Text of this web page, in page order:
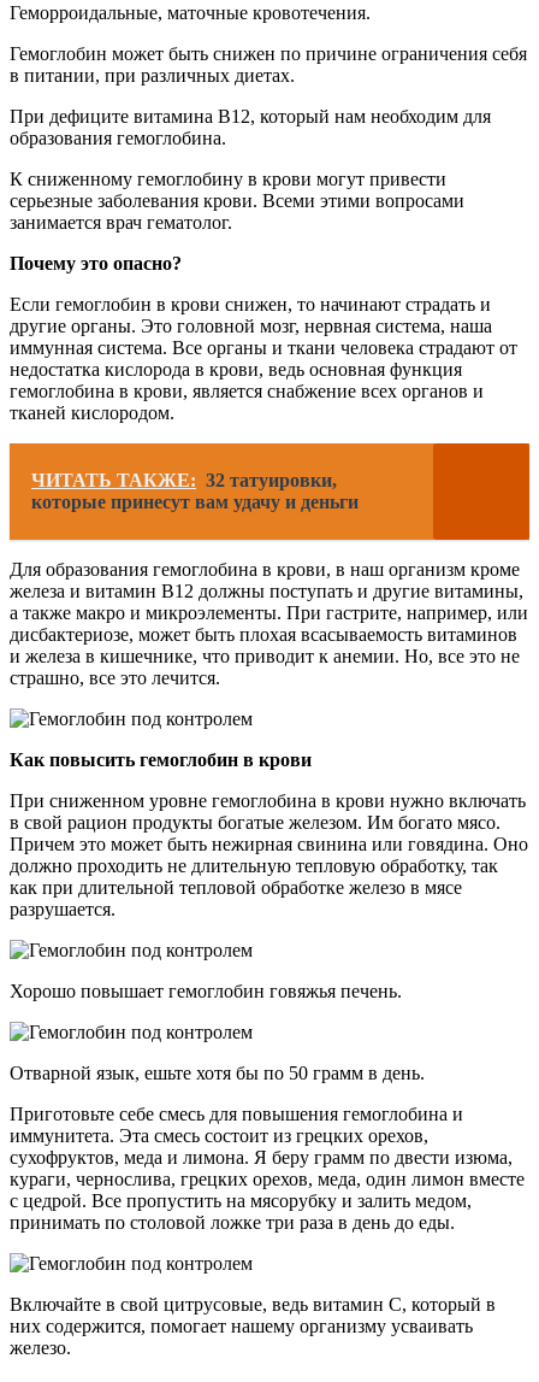
Геморроидальные, маточные кровотечения.
Гемоглобин может быть снижен по причине ограничения себя
в питании, при различных диетах.
При дефиците витамина В12, который нам необходим для
образования гемоглобина.
К сниженному гемоглобину в крови могут привести
серьезные заболевания крови. Всеми этими вопросами
занимается врач гематолог.
Почему это опасно?
Если гемоглобин в крови снижен, то начинают страдать и
другие органы. Это головной мозг, нервная система, наша
иммунная система. Все органы и ткани человека страдают от
недостатка кислорода в крови, ведь основная функция
гемоглобина в крови, является снабжение всех органов и
тканей кислородом.
ЧИТАТЬ ТАКЖЕ: 32 татуировки,
которые принесут вам удачу и деньги
Для образования гемоглобина в крови, в наш организм кроме
железа и витамин В12 должны поступать и другие витамины,
а также макро и микроэлементы. При гастрите, например, или
дисбактериозе, может быть плохая всасываемость витаминов
и железа в кишечнике, что приводит к анемии. Но, все это не
страшно, все это лечится.
Как повысить гемоглобин в крови
При сниженном уровне гемоглобина в крови нужно включать
в свой рацион продукты богатые железом. Им богато мясо.
Причем это может быть нежирная свинина или говядина. Оно
должно проходить не длительную тепловую обработку, так
как при длительной тепловой обработке железо в мясе
разрушается.
Хорошо повышает гемоглобин говяжья печень.
Отварной язык, ешьте хотя бы по 50 грамм в день.
Приготовьте себе смесь для повышения гемоглобина и
иммунитета. Эта смесь состоит из грецких орехов,
сухофруктов, меда и лимона. Я беру грамм по двести изюма,
кураги, чернослива, грецких орехов, меда, один лимон вместе
с цедрой. Все пропустить на мясорубку и залить медом,
принимать по столовой ложке три раза в день до еды.
Включайте в свой цитрусовые, ведь витамин С, который в
них содержится, помогает нашему организму усваивать
железо.